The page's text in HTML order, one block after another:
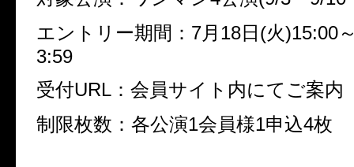
エントリー期間：7月18日(火)15:00
3:59
受付URL：会員サイト内にてご案内
制限枚数：各公演1会員様1申込4枚